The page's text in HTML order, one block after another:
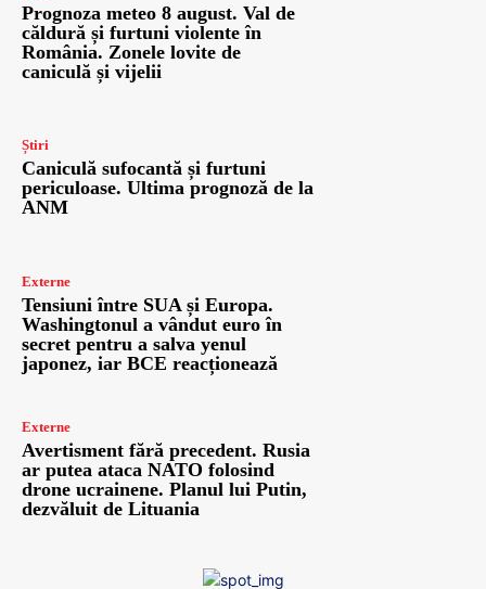
Prognoza meteo 8 august. Val de
căldură și furtuni violente în
România. Zonele lovite de
caniculă și vijelii
Știri
Caniculă sufocantă și furtuni
periculoase. Ultima prognoză de la
ANM
Externe
Tensiuni între SUA și Europa.
Washingtonul a vândut euro în
secret pentru a salva yenul
japonez, iar BCE reacționează
Externe
Avertisment fără precedent. Rusia
ar putea ataca NATO folosind
drone ucrainene. Planul lui Putin,
dezvăluit de Lituania